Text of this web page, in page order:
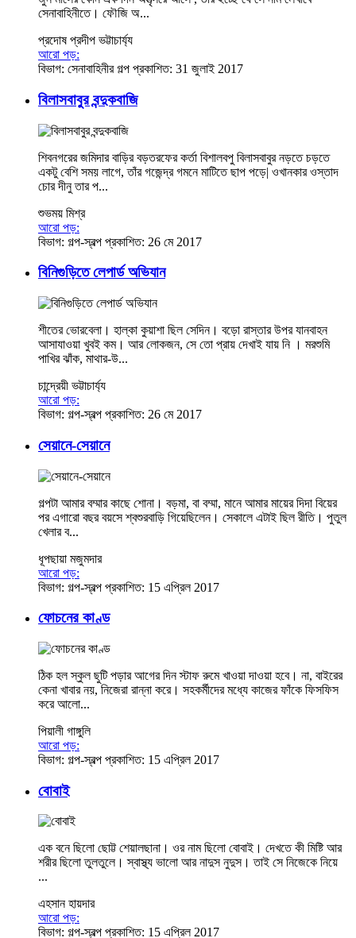
সেনাবাহিনীতে। ফৌজি অ...
প্রদোষ প্রদীপ ভট্টাচার্য্য
আরো পড়:
বিভাগ: সেনাবাহিনীর গল্প প্রকাশিত: 31 জুলাই 2017
বিলাসবাবুর বন্দুকবাজি
শিবনগরের জমিদার বাড়ির বড়তরফের কর্তা বিশালবপু বিলাসবাবুর নড়তে চড়তে
একটু বেশি সময় লাগে, তাঁর গজেন্দ্র গমনে মাটিতে ছাপ পড়ে| ওখানকার ওস্তাদ
চোর দীনু তার প...
শুভময় মিশ্র
আরো পড়:
বিভাগ: গল্প-স্বল্প প্রকাশিত: 26 মে 2017
বিনিগুড়িতে লেপার্ড অভিযান
শীতের ভোরবেলা। হাল্কা কুয়াশা ছিল সেদিন। বড়ো রাস্তার উপর যানবাহন
আসাযাওয়া খুবই কম। আর লোকজন, সে তো প্রায় দেখাই যায় নি । মরশুমি
পাখির ঝাঁক, মাথার-উ...
চান্দ্রেয়ী ভট্টাচার্য্য
আরো পড়:
বিভাগ: গল্প-স্বল্প প্রকাশিত: 26 মে 2017
সেয়ানে-সেয়ানে
গল্পটা আমার বম্মার কাছে শোনা। বড়মা, বা বম্মা, মানে আমার মায়ের দিদা বিয়ের
পর এগারো বছর বয়সে শ্বশুরবাড়ি গিয়েছিলেন। সেকালে এটাই ছিল রীতি। পুতুল
খেলার ব...
ধূপছায়া মজুমদার
আরো পড়:
বিভাগ: গল্প-স্বল্প প্রকাশিত: 15 এপ্রিল 2017
ফোচনের কাণ্ড
ঠিক হল স্কুল ছুটি পড়ার আগের দিন স্টাফ রুমে খাওয়া দাওয়া হবে। না, বাইরের
কেনা খাবার নয়, নিজেরা রান্না করে। সহকর্মীদের মধ্যে কাজের ফাঁকে ফিসফিস
করে আলো...
পিয়ালী গাঙ্গুলি
আরো পড়:
বিভাগ: গল্প-স্বল্প প্রকাশিত: 15 এপ্রিল 2017
বোবাই
এক বনে ছিলো ছোট্ট শেয়ালছানা। ওর নাম ছিলো বোবাই। দেখতে কী মিষ্টি আর
শরীর ছিলো তুলতুলে। স্বাস্থ্য ভালো আর নাদুস নুদুস। তাই সে নিজেকে নিয়ে
...
এহসান হায়দার
আরো পড়:
বিভাগ: গল্প-স্বল্প প্রকাশিত: 15 এপ্রিল 2017